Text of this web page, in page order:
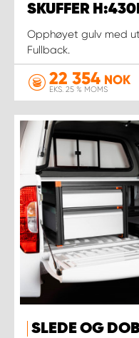
SKUFFER
Opphøyet gulv med
Fullback.
22 354 NOK
EKS. 25 % MOMS
SLEDE OG